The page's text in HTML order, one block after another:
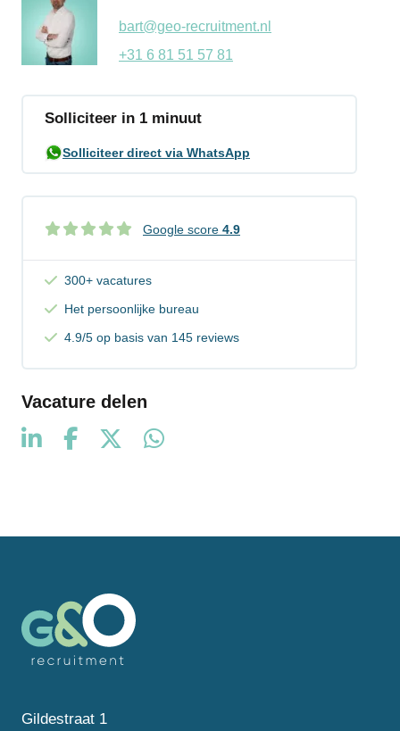
bart@geo-recruitment.nl
+31 6 81 51 57 81
Solliciteer in 1 minuut
Solliciteer direct via WhatsApp
Google score 4.9
300+ vacatures
Het persoonlijke bureau
4.9/5 op basis van 145 reviews
Vacature delen
Gildestraat 1